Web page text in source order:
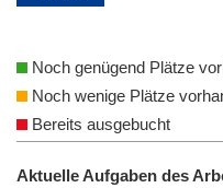
Noch genügend Plätze
Noch wenige Plätze
Bereits ausgebucht
Aktuelle Aufgaben des